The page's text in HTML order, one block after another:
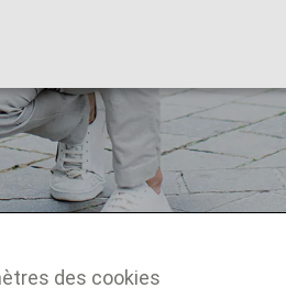
de
des cookies